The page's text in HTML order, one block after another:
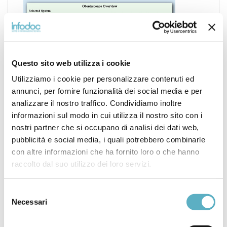
Questo sito web utilizza i cookie
Utilizziamo i cookie per personalizzare contenuti ed
annunci, per fornire funzionalità dei social media e per
analizzare il nostro traffico. Condividiamo inoltre
informazioni sul modo in cui utilizza il nostro sito con i
nostri partner che si occupano di analisi dei dati web,
pubblicità e social media, i quali potrebbero combinarle
con altre informazioni che ha fornito loro o che hanno
raccolto dal suo utilizzo dei loro servizi.
delNecessari
Search
for